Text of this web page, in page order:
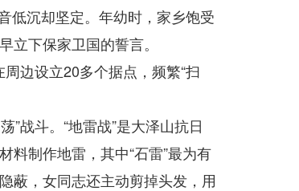
低沉却坚定。年幼时，家乡饱受
下保家卫国的誓言。
边设立20多个据点，频繁“扫
战斗。“地雷战”是大泽山抗日
料制作地雷，其中“石雷”最为有
蔽，女同志还主动剪掉头发，用